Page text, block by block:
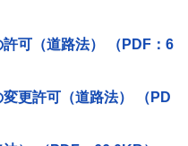
可（道路法） （PDF：6
更許可（道路法） （PD